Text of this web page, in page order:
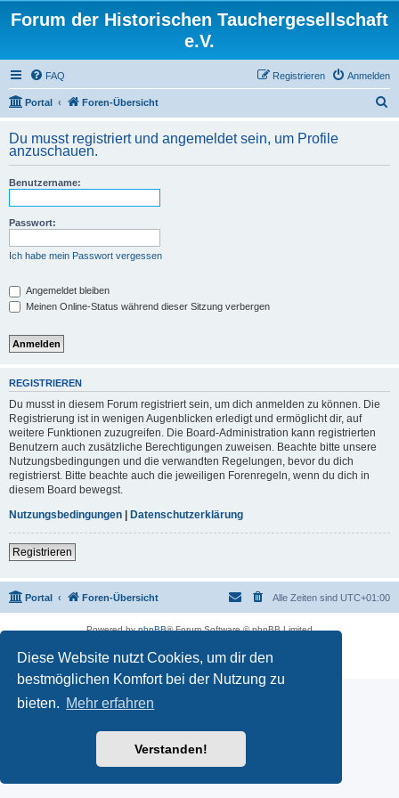
Diese Website nutzt Cookies, um dir den
bestmöglichen Komfort bei der Nutzung zu
bieten. Mehr erfahren
Verstanden!
Forum der Historischen Tauchergesellschaft
e.V.
FAQ Anmelden
Registrieren
Portal Foren-Übersicht
h
Du musst registriert und angemeldet sein, um Profile
anzuschauen.
Benutzername:
Passwort:
Ich habe mein Passwort vergessen
Angemeldet bleiben
Meinen Online-Status während dieser Sitzung verbergen
REGISTRIEREN
Du musst in diesem Forum registriert sein, um dich anmelden zu können. Die
Registrierung ist in wenigen Augenblicken erledigt und ermöglicht dir, auf
weitere Funktionen zuzugreifen. Die Board-Administration kann registrierten
Benutzern auch zusätzliche Berechtigungen zuweisen. Beachte bitte unsere
Nutzungsbedingungen und die verwandten Regelungen, bevor du dich
registrierst. Bitte beachte auch die jeweiligen Forenregeln, wenn du dich in
diesem Board bewegst.
Nutzungsbedingungen | Datenschutzerklärung
Registrieren
Portal Foren-Übersicht Alle Zeiten sind UTC+01:00
Powered byphpBB® Forum Software © phpBB Limited
Datenschutz|Nutzungsbedingungen